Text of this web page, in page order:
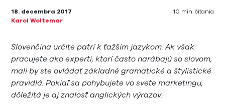
18. decembra 2017
Karol Woltemar
10 min. čítania
Slovenčina určite patrí k ťažším jazykom. Ak však
pracujete ako experti, ktorí často narábajú so slovom,
mali by ste ovládať základné gramatické a štylistické
pravidlá. Pokiaľ sa pohybujete vo svete marketingu,
dôležitá je aj znalosť anglických výrazov.